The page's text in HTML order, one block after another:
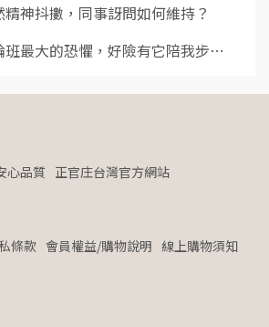
神抖擻，同事訝問如何維持？
班最大的恐懼，好險有它陪我步⋯
心品質 正官庄台灣官方網站
條款 會員權益/購物說明 線上購物須知